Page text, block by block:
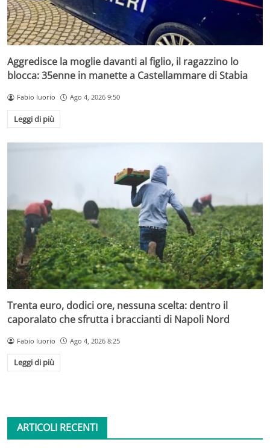
Aggredisce la moglie davanti al figlio, il ragazzino lo
blocca: 35enne in manette a Castellammare di Stabia
Fabio Iuorio Ago 4, 2026 9:50
Leggi di più
Trenta euro, dodici ore, nessuna scelta: dentro il
caporalato che sfrutta i braccianti di Napoli Nord
Fabio Iuorio Ago 4, 2026 8:25
Leggi di più
ARTICOLI RECENTI